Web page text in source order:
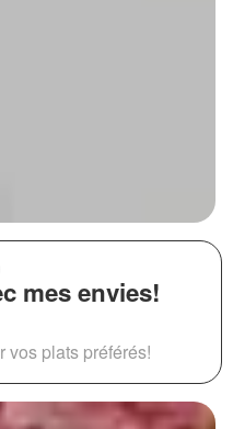
mes envies!
vos plats préférés!